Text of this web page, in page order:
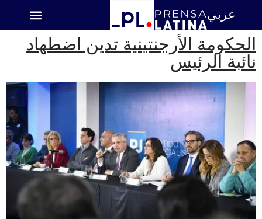
عربي
الحكومة الأرجنتينية تدين اضطهاد
نائبة الرئيس